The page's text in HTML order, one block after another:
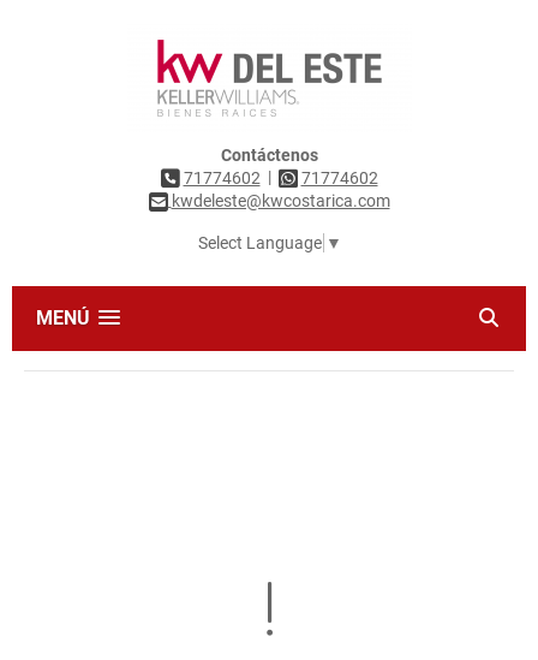
Contáctenos
71774602 |
71774602
kwdeleste@kwcostarica.com
Select Language ▼
MENÚ